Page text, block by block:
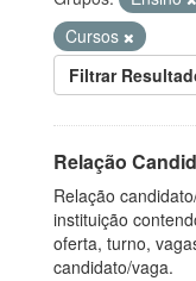
Cursos
Filtrar
Relação
Relação
instituição
oferta, turno,
candidato/vaga.